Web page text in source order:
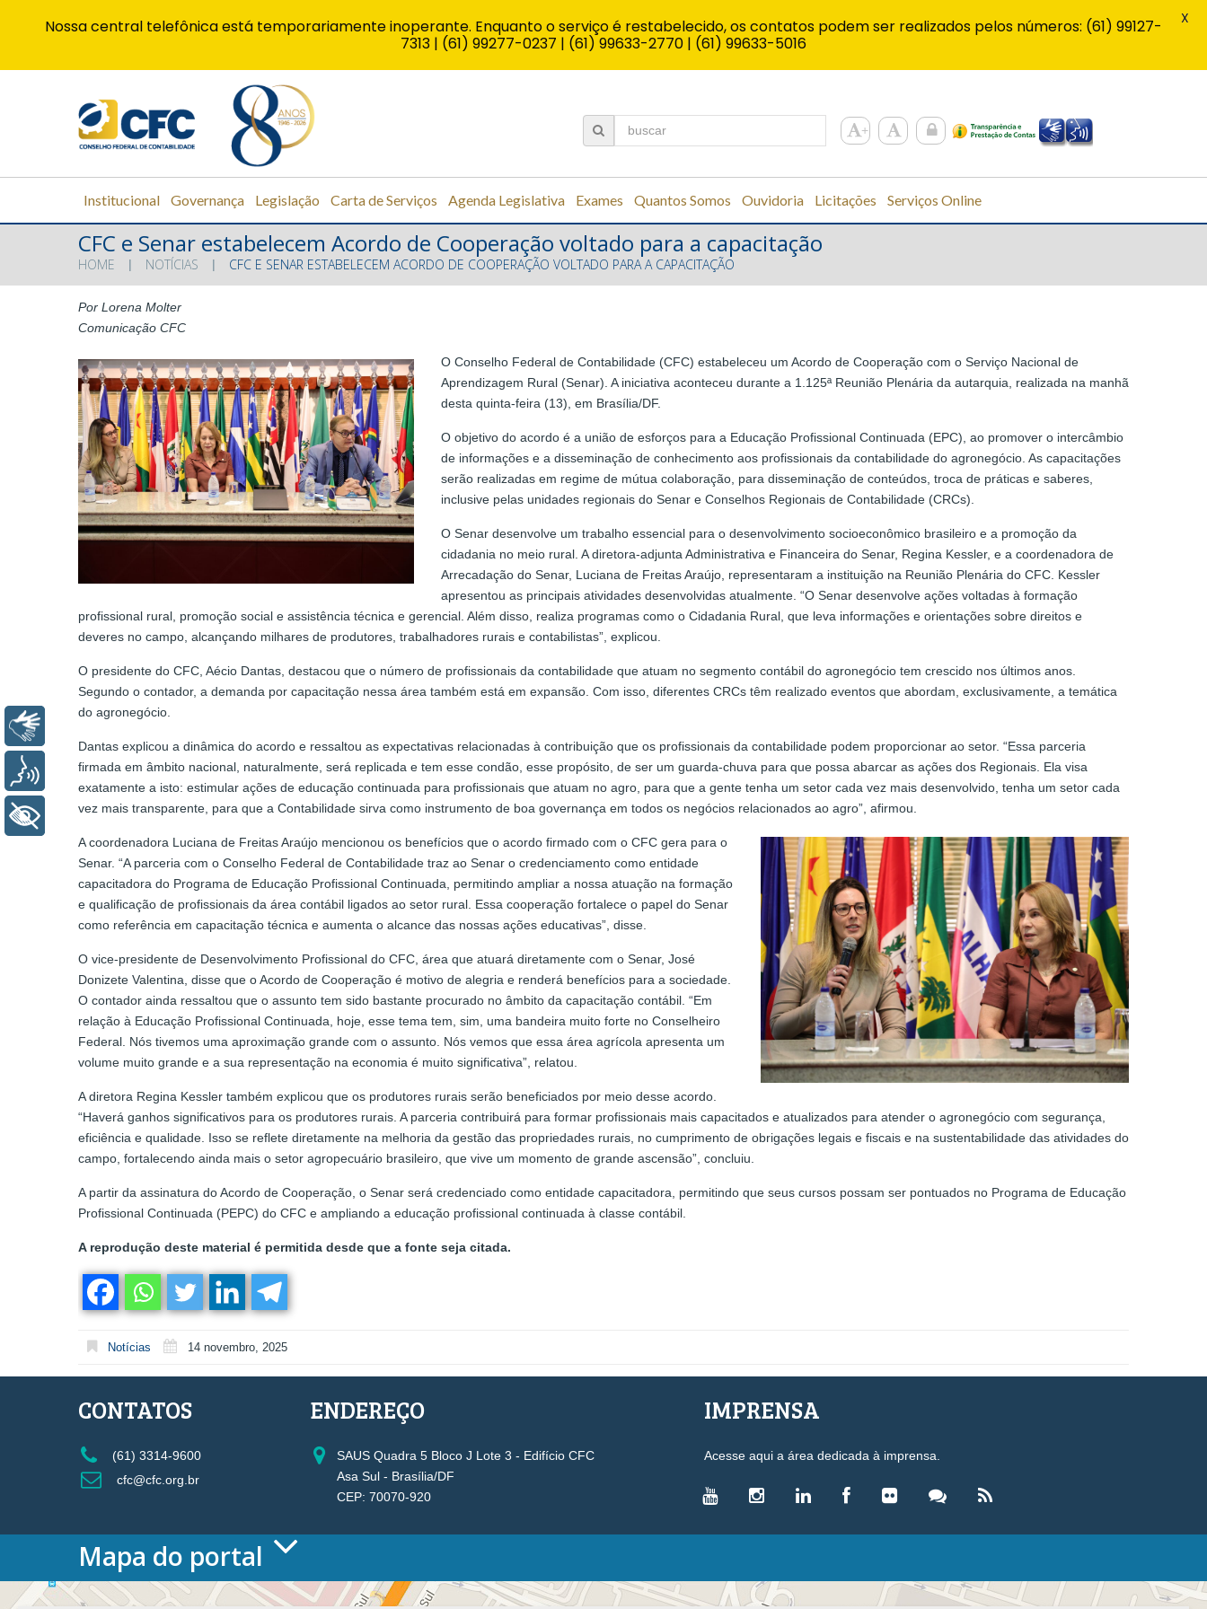
Institucional Governança Legislação Carta de Serviços Agenda Legislativa Exames Quantos Somos Ouvidoria Licitações Serviços Online
CFC e Senar estabelecem Acordo de Cooperação voltado para a capacitação
HOME NOTÍCIAS CFC E SENAR ESTABELECEM ACORDO DE COOPERAÇÃO VOLTADO PARA A CAPACITAÇÃO
Por Lorena Molter
Comunicação CFC
O Conselho Federal de Contabilidade (CFC) estabeleceu um Acordo de Cooperação com o Serviço Nacional de
Aprendizagem Rural (Senar). A iniciativa aconteceu durante a 1.125ª Reunião Plenária da autarquia, realizada na manhã
desta quinta-feira (13), em Brasília/DF.
O objetivo do acordo é a união de esforços para a Educação Profissional Continuada (EPC), ao promover o intercâmbio
de informações e a disseminação de conhecimento aos profissionais da contabilidade do agronegócio. As capacitações
serão realizadas em regime de mútua colaboração, para disseminação de conteúdos, troca de práticas e saberes,
inclusive pelas unidades regionais do Senar e Conselhos Regionais de Contabilidade (CRCs).
O Senar desenvolve um trabalho essencial para o desenvolvimento socioeconômico brasileiro e a promoção da
cidadania no meio rural. A diretora-adjunta Administrativa e Financeira do Senar, Regina Kessler, e a coordenadora de
Arrecadação do Senar, Luciana de Freitas Araújo, representaram a instituição na Reunião Plenária do CFC. Kessler
apresentou as principais atividades desenvolvidas atualmente. “O Senar desenvolve ações voltadas à formação
profissional rural, promoção social e assistência técnica e gerencial. Além disso, realiza programas como o Cidadania Rural, que leva informações e orientações sobre direitos e
deveres no campo, alcançando milhares de produtores, trabalhadores rurais e contabilistas”, explicou.
O presidente do CFC, Aécio Dantas, destacou que o número de profissionais da contabilidade que atuam no segmento contábil do agronegócio tem crescido nos últimos anos.
Segundo o contador, a demanda por capacitação nessa área também está em expansão. Com isso, diferentes CRCs têm realizado eventos que abordam, exclusivamente, a temática
do agronegócio.
Dantas explicou a dinâmica do acordo e ressaltou as expectativas relacionadas à contribuição que os profissionais da contabilidade podem proporcionar ao setor. “Essa parceria
firmada em âmbito nacional, naturalmente, será replicada e tem esse condão, esse propósito, de ser um guarda-chuva para que possa abarcar as ações dos Regionais. Ela visa
exatamente a isto: estimular ações de educação continuada para profissionais que atuam no agro, para que a gente tenha um setor cada vez mais desenvolvido, tenha um setor cada
vez mais transparente, para que a Contabilidade sirva como instrumento de boa governança em todos os negócios relacionados ao agro”, afirmou.
A coordenadora Luciana de Freitas Araújo mencionou os benefícios que o acordo firmado com o CFC gera para o
Senar. “A parceria com o Conselho Federal de Contabilidade traz ao Senar o credenciamento como entidade
capacitadora do Programa de Educação Profissional Continuada, permitindo ampliar a nossa atuação na formação
e qualificação de profissionais da área contábil ligados ao setor rural. Essa cooperação fortalece o papel do Senar
como referência em capacitação técnica e aumenta o alcance das nossas ações educativas”, disse.
O vice-presidente de Desenvolvimento Profissional do CFC, área que atuará diretamente com o Senar, José
Donizete Valentina, disse que o Acordo de Cooperação é motivo de alegria e renderá benefícios para a sociedade.
O contador ainda ressaltou que o assunto tem sido bastante procurado no âmbito da capacitação contábil. “Em
relação à Educação Profissional Continuada, hoje, esse tema tem, sim, uma bandeira muito forte no Conselheiro
Federal. Nós tivemos uma aproximação grande com o assunto. Nós vemos que essa área agrícola apresenta um
volume muito grande e a sua representação na economia é muito significativa”, relatou.
A diretora Regina Kessler também explicou que os produtores rurais serão beneficiados por meio desse acordo.
“Haverá ganhos significativos para os produtores rurais. A parceria contribuirá para formar profissionais mais capacitados e atualizados para atender o agronegócio com segurança,
eficiência e qualidade. Isso se reflete diretamente na melhoria da gestão das propriedades rurais, no cumprimento de obrigações legais e fiscais e na sustentabilidade das atividades do
campo, fortalecendo ainda mais o setor agropecuário brasileiro, que vive um momento de grande ascensão”, concluiu.
A partir da assinatura do Acordo de Cooperação, o Senar será credenciado como entidade capacitadora, permitindo que seus cursos possam ser pontuados no Programa de Educação
Profissional Continuada (PEPC) do CFC e ampliando a educação profissional continuada à classe contábil.
A reprodução deste material é permitida desde que a fonte seja citada.
Notícias 14 novembro, 2025
CONTATOS
(61) 3314-9600
cfc@cfc.org.br
ENDEREÇO
SAUS Quadra 5 Bloco J Lote 3 - Edifício CFC
Asa Sul - Brasília/DF
CEP: 70070-920
IMPRENSA
Acesse aqui a área dedicada à imprensa.
Mapa do portal
HOME
VICE-PRESIDÊNCIAS LEGISLAÇÃO
Nossa central telefônica está temporariamente inoperante. Enquanto o serviço é restabelecido, os contatos podem ser realizados pelos números: (61) 99127-
7313 | (61) 99277-0237 | (61) 99633-2770 | (61) 99633-5016
X
Voz
+ Acessibilidade